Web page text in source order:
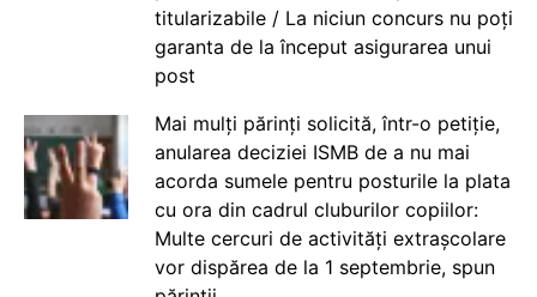
titularizabile / La niciun concurs nu poți
garanta de la început asigurarea unui
post
Mai mulți părinți solicită, într-o petiție,
anularea deciziei ISMB de a nu mai
acorda sumele pentru posturile la plata
cu ora din cadrul cluburilor copiilor:
Multe cercuri de activități extrașcolare
vor dispărea de la 1 septembrie, spun